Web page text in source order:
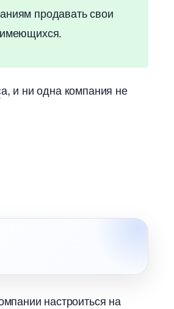
продавать свои
имеющихся.
а, и ни одна компания не
настроиться на